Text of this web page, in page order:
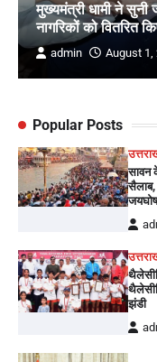
मुख्यमंत्री धामी ने सुनी
नागरिकों को वितरित
admin August 1,
Popular Posts
सावन
सैलाब,
झंडी